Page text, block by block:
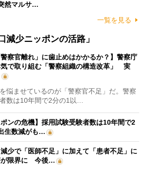
然マルサ…
一覧を見る
減少ニッポンの活路」
警察官離れ」に歯止めはかかるか？】警察庁
で取り組む「警察組織の構造改革」 実
悩ませているのが「警察官不足」だ。警察
数は10年間で2分の1以…
ポンの危機】採用試験受験者数は10年間で2
生数減がも…
減少で「医師不足」に加えて「患者不足」に
が限界に 今後…